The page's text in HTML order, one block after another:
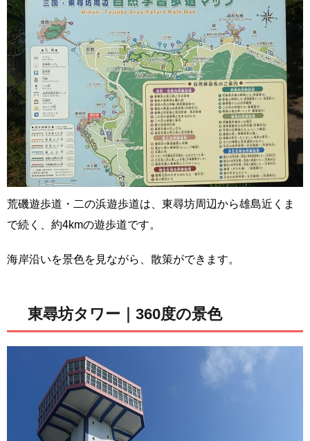
荒磯遊歩道・二の浜遊歩道は、東尋坊周辺から雄島近くま
で続く、約4kmの遊歩道です。
海岸沿いを景色を見ながら、散策ができます。
東尋坊タワー｜360度の景色